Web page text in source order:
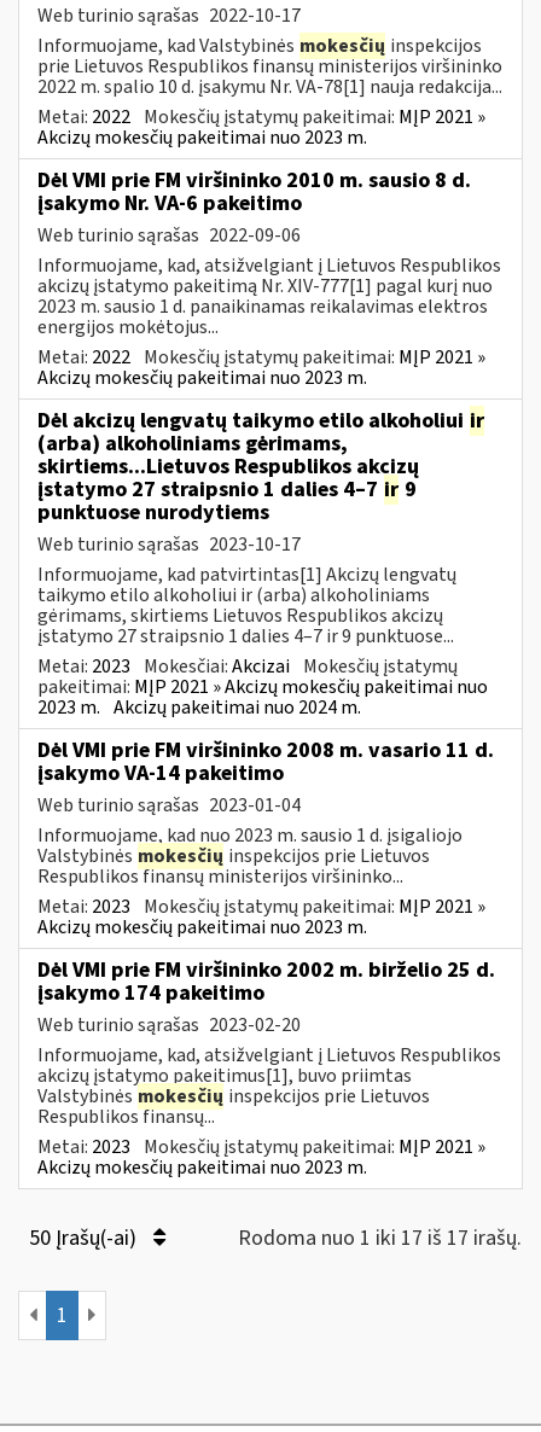
Web turinio sąrašas 2022-10-17
Informuojame, kad Valstybinės mokesčių inspekcijos
prie Lietuvos Respublikos finansų ministerijos viršininko
2022 m. spalio 10 d. įsakymu Nr. VA-78[1] nauja redakcija...
Metai: 2022 Mokesčių įstatymų pakeitimai: MĮP 2021 »
Akcizų mokesčių pakeitimai nuo 2023 m.
Dėl VMI prie FM viršininko 2010 m. sausio 8 d.
įsakymo Nr. VA-6 pakeitimo
Web turinio sąrašas 2022-09-06
Informuojame, kad, atsižvelgiant į Lietuvos Respublikos
akcizų įstatymo pakeitimą Nr. XIV-777[1] pagal kurį nuo
2023 m. sausio 1 d. panaikinamas reikalavimas elektros
energijos mokėtojus...
Metai: 2022 Mokesčių įstatymų pakeitimai: MĮP 2021 »
Akcizų mokesčių pakeitimai nuo 2023 m.
Dėl akcizų lengvatų taikymo etilo alkoholiui ir
(arba) alkoholiniams gėrimams,
skirtiems...Lietuvos Respublikos akcizų
įstatymo 27 straipsnio 1 dalies 4–7 ir 9
punktuose nurodytiems
Web turinio sąrašas 2023-10-17
Informuojame, kad patvirtintas[1] Akcizų lengvatų
taikymo etilo alkoholiui ir (arba) alkoholiniams
gėrimams, skirtiems Lietuvos Respublikos akcizų
įstatymo 27 straipsnio 1 dalies 4–7 ir 9 punktuose...
Metai: 2023 Mokesčiai:Akcizai Mokesčių įstatymų
pakeitimai: MĮP 2021 » Akcizų mokesčių pakeitimai nuo
2023 m. Akcizų pakeitimai nuo 2024 m.
Dėl VMI prie FM viršininko 2008 m. vasario 11 d.
įsakymo VA-14 pakeitimo
Web turinio sąrašas 2023-01-04
Informuojame, kad nuo 2023 m. sausio 1 d. įsigaliojo
Valstybinės mokesčių inspekcijos prie Lietuvos
Respublikos finansų ministerijos viršininko...
Metai: 2023 Mokesčių įstatymų pakeitimai: MĮP 2021 »
Akcizų mokesčių pakeitimai nuo 2023 m.
Dėl VMI prie FM viršininko 2002 m. birželio 25 d.
įsakymo 174 pakeitimo
Web turinio sąrašas 2023-02-20
Informuojame, kad, atsižvelgiant į Lietuvos Respublikos
akcizų įstatymo pakeitimus[1], buvo priimtas
Valstybinės mokesčių inspekcijos prie Lietuvos
Respublikos finansų...
Metai: 2023 Mokesčių įstatymų pakeitimai: MĮP 2021 »
Akcizų mokesčių pakeitimai nuo 2023 m.
50 Įrašų(-ai) Rodoma nuo 1 iki 17 iš 17 irašų.
1